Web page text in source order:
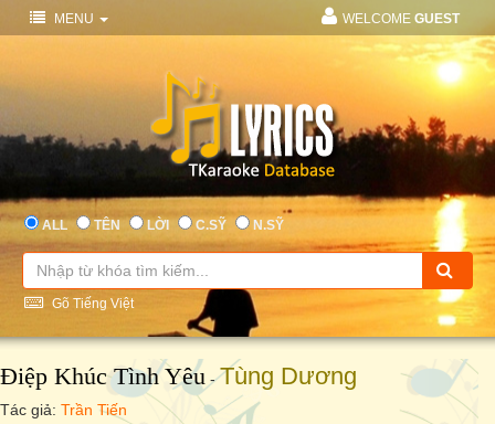
MENU WELCOME GUEST
ALL TÊN LỜI C.SỸ N.SỸ
Gõ Tiếng Việt
Điệp Khúc Tình Yêu -Tùng Dương
Tác giả: Trần Tiến